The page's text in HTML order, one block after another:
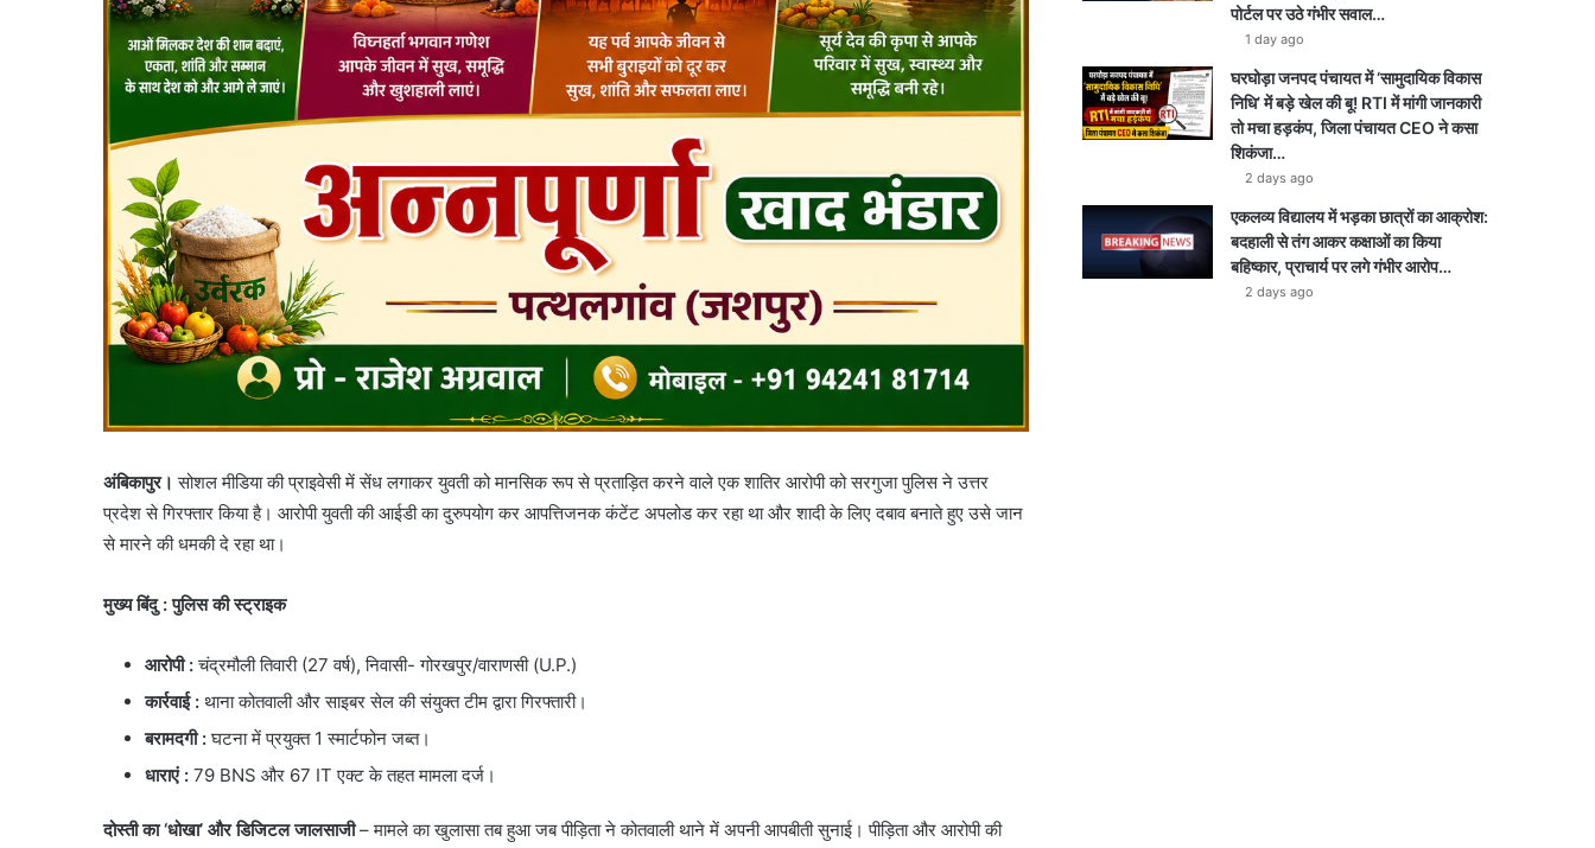
अंबिकापुर। सोशल मीडिया की प्राइवेसी में सेंध लगाकर युवती को मानसिक रूप से प्रताड़ित करने वाले एक शातिर आरोपी को सरगुजा पुलिस ने उत्तर
प्रदेश से गिरफ्तार किया है। आरोपी युवती की आईडी का दुरुपयोग कर आपत्तिजनक कंटेंट अपलोड कर रहा था और शादी के लिए दबाव बनाते हुए उसे जान
से मारने की धमकी दे रहा था।
मुख्य बिंदु : पुलिस की स्ट्राइक
आरोपी :चंद्रमौली तिवारी (27 वर्ष), निवासी- गोरखपुर/वाराणसी (U.P.)
कार्रवाई : थाना कोतवाली और साइबर सेल की संयुक्त टीम द्वारा गिरफ्तारी।
बरामदगी :घटना में प्रयुक्त 1 स्मार्टफोन जब्त।
धाराएं : 79 BNS और 67 IT एक्ट के तहत मामला दर्ज।
दोस्ती का ‘धोखा’ और डिजिटल जालसाजी– ​मामले का खुलासा तब हुआ जब पीड़िता ने कोतवाली थाने में अपनी आपबीती सुनाई। पीड़िता और आरोपी की
पोर्टल पर उठे गंभीर सवाल…
1 day ago
घरघोड़ा जनपद पंचायत में ‘सामुदायिक विकास
निधि’ में बड़े खेल की बू! RTI में मांगी जानकारी
तो मचा हड़कंप, जिला पंचायत CEO ने कसा
शिकंजा…
2 days ago
एकलव्य विद्यालय में भड़का छात्रों का आक्रोश:
बदहाली से तंग आकर कक्षाओं का किया
बहिष्कार, प्राचार्य पर लगे गंभीर आरोप…
2 days ago